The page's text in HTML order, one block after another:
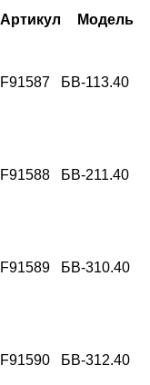
Артикул Модель
F91587 БВ-113.40
F91588 БВ-211.40
F91589 БВ-310.40
F91590 БВ-312.40